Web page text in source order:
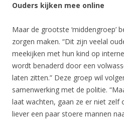
Ouders kijken mee online
Maar de grootste ‘middengroep’
zorgen maken. “Dit zijn veelal
meekijken met hun kind op
wordt benaderd door een
laten zitten.” Deze groep wil
samenwerking met de politie.
laat wachten, gaan ze er niet zelf
liever een paar stoere mannen